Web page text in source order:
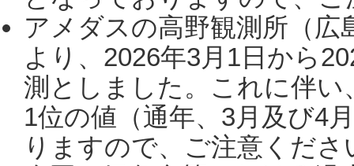
アメダスの高野観測所（
より、2026年3月1日から
測としました。これに伴い
1位の値（通年、3月及び4
りますので、ご注意くだ